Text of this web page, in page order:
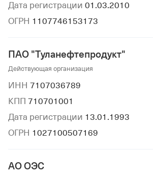
Дата регистрации 01.03.2010
ОГРН 1107746153173
ПАО "Туланефтепродукт"
Действующая организация
ИНН 7107036789
КПП 710701001
Дата регистрации 13.01.1993
ОГРН 1027100507169
АО ОЭС